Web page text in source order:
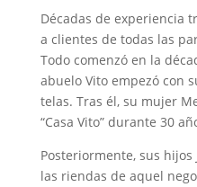
Décadas de experiencia
a clientes de todas las
Todo comenzó en la
abuelo Vito empezó con
telas. Tras él, su mujer
“Casa Vito” durante 30
Posteriormente, sus hijos
las riendas de aquel